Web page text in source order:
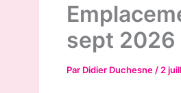
sept 2026
Par Didier Duchesne / 2